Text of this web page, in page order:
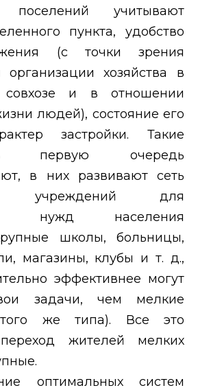
поселений учитывают
пункта, удобство
(с точки зрения
организации хозяйства в
совхозе и в отношении
людей), состояние его
застройки. Такие
первую очередь
в них развивают сеть
учреждений для
нужд населения
школы, больницы,
магазины, клубы и т. д.,
эффективнее могут
задачи, чем мелкие
же типа). Все это
жителей мелких
оптимальных систем